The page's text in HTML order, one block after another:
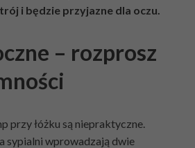
i będzie przyjazne dla oczu.
– rozprosz
przy łóżku są niepraktyczne.
sypialni wprowadzają dwie